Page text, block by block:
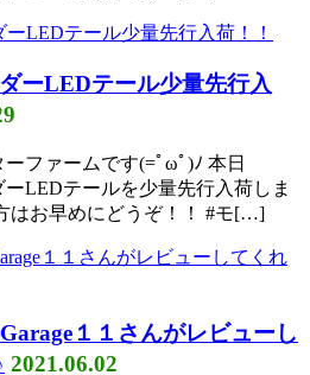
ーLEDテール少量先行入
ファームです(=ﾟωﾟ)ﾉ 本日
LEDテールを少量先行入荷しま
はお早めにどうぞ！！ #モ[…]
１１さんがレビューし
2021.06.02